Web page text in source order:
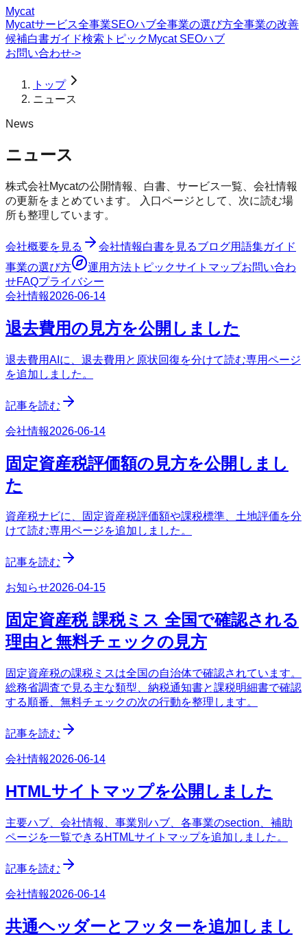
Mycat
Mycatサービス全事業SEOハブ全事業の選び方全事業の改善
候補白書ガイド検索トピック Mycat SEOハブ
お問い合わせ->
トップ
ニュース
News
ニュース
株式会社Mycatの公開情報、白書、サービス一覧、会社情報
の更新をまとめています。 入口ページとして、次に読む場
所も整理しています。
会社概要を見る 会社情報白書を見るブログ用語集ガイド
事業の選び方
運用方法 トピックサイトマップお問い合わ
せFAQプライバシー
会社情報2026-06-14
退去費用の見方を公開しました
退去費用AIに、退去費用と原状回復を分けて読む専用ページ
を追加しました。
記事を読む
会社情報2026-06-14
固定資産税評価額の見方を公開しまし
た
資産税ナビに、固定資産税評価額や課税標準、土地評価を分
けて読む専用ページを追加しました。
記事を読む
お知らせ2026-04-15
固定資産税 課税ミス 全国で確認される
理由と無料チェックの見方
固定資産税の課税ミスは全国の自治体で確認されています。
総務省調査で見る主な類型、納税通知書と課税明細書で確認
する順番、無料チェックの次の行動を整理します。
記事を読む
会社情報2026-06-14
HTMLサイトマップを公開しました
主要ハブ、会社情報、事業別ハブ、各事業のsection、補助
ページを一覧できるHTMLサイトマップを追加しました。
記事を読む
会社情報2026-06-14
共通ヘッダーとフッターを追加しまし